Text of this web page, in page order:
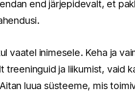
end järjepidevalt, et
vaatel inimesele. Keha ja
treeninguid ja liikumist, vaid
luua süsteeme, mis